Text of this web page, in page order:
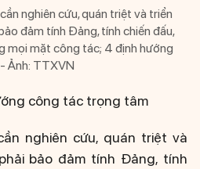
nghiên cứu, quán triệt và triển
đảm tính Đảng, tính chiến đấu,
mọi mặt công tác; 4 định hướng
Ảnh: TTXVN
công tác trọng tâm
nghiên cứu, quán triệt và
bảo đảm tính Đảng, tính